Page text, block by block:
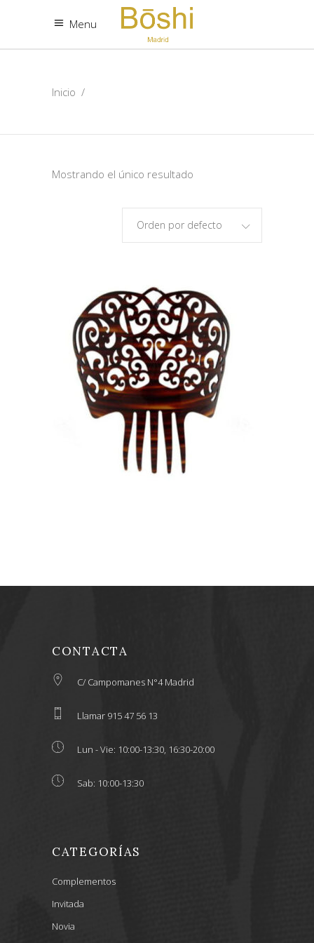
Menu
Inicio /
Mostrando el único resultado
Orden por defecto
PEINA DE CONCHA BARATA
PARA MANTILLA
33,80€
CONTACTA
C/ Campomanes N°4 Madrid
Llamar 915 47 56 13
Lun - Vie: 10:00-13:30, 16:30-20:00
Sab: 10:00-13:30
CATEGORÍAS
Complementos
Invitada
Novia